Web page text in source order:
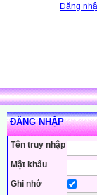
Đăng
ĐĂNG NHẬP
Tên truy nhập
Mật khẩu
Ghi nhớ